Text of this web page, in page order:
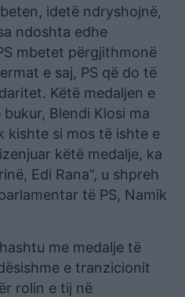
idetë ndryshojnë,
ndoshta edhe
mbetet përgjithmonë
e saj, PS që do të
Këtë medaljen e
Blendi Klosi ma
kishte si mos të ishte e
këtë medalje, ka
Edi Rana”, u shpreh
të PS, Namik
me medalje të
e tranzicionit
rolin e tij në